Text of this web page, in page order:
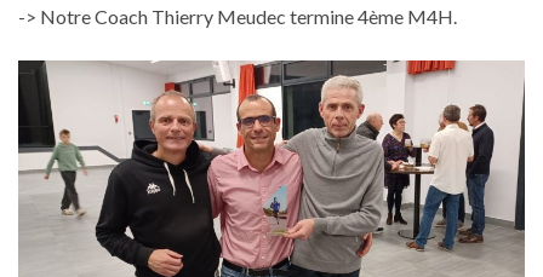
-> Notre Coach Thierry Meudec termine 4ème M4H.